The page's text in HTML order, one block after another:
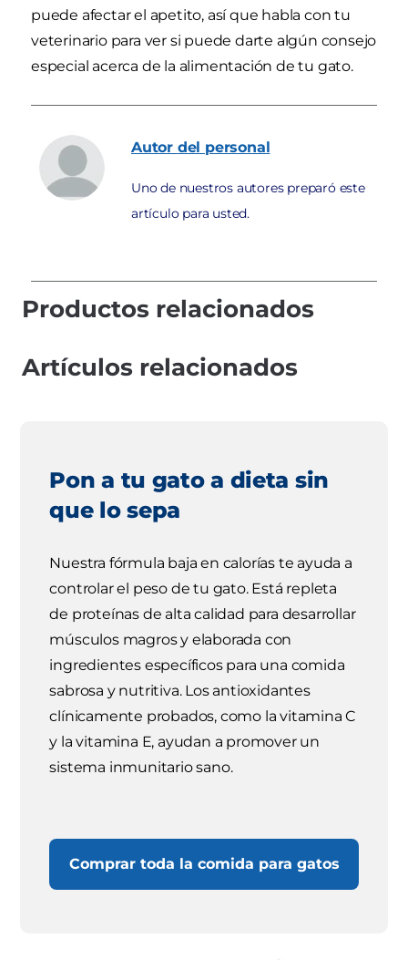
puede afectar el apetito, así que habla con tu
veterinario para ver si puede darte algún consejo
especial acerca de la alimentación de tu gato.
Autor del personal
Uno de nuestros autores preparó este
artículo para usted.
Productos relacionados
Artículos relacionados
Pon a tu gato a dieta sin
que lo sepa
Nuestra fórmula baja en calorías te ayuda a
controlar el peso de tu gato. Está repleta
de proteínas de alta calidad para desarrollar
músculos magros y elaborada con
ingredientes específicos para una comida
sabrosa y nutritiva. Los antioxidantes
clínicamente probados, como la vitamina C
y la vitamina E, ayudan a promover un
sistema inmunitario sano.
Comprar toda la comida para gatos